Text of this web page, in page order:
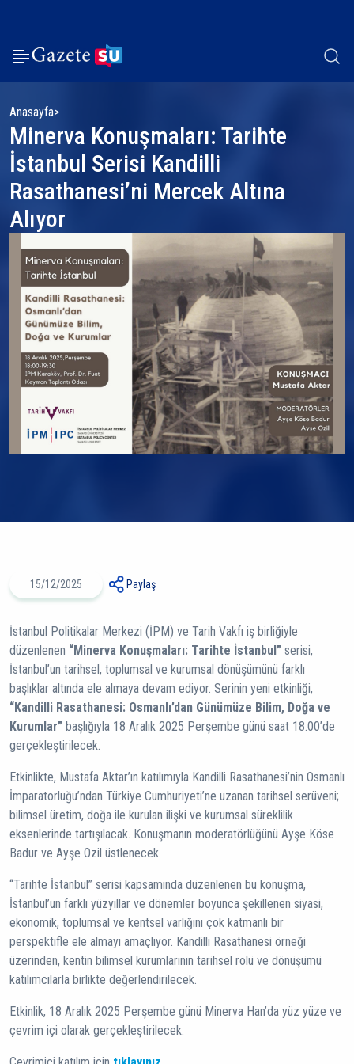
Anasayfa
Minerva Konuşmaları: Tarihte
İstanbul Serisi Kandilli
Rasathanesi’ni Mercek Altına
Alıyor
15/12/2025 Paylaş
İstanbul Politikalar Merkezi (İPM) ve Tarih Vakfı iş birliğiyle
düzenlenen “Minerva Konuşmaları: Tarihte İstanbul” serisi,
İstanbul’un tarihsel, toplumsal ve kurumsal dönüşümünü farklı
başlıklar altında ele almaya devam ediyor. Serinin yeni etkinliği,
“Kandilli Rasathanesi: Osmanlı’dan Günümüze Bilim, Doğa ve
Kurumlar” başlığıyla 18 Aralık 2025 Perşembe günü saat 18.00’de
gerçekleştirilecek.
Etkinlikte, Mustafa Aktar’ın katılımıyla Kandilli Rasathanesi’nin Osmanlı
İmparatorluğu’ndan Türkiye Cumhuriyeti’ne uzanan tarihsel serüveni;
bilimsel üretim, doğa ile kurulan ilişki ve kurumsal süreklilik
eksenlerinde tartışılacak. Konuşmanın moderatörlüğünü Ayşe Köse
Badur ve Ayşe Ozil üstlenecek.
“Tarihte İstanbul” serisi kapsamında düzenlenen bu konuşma,
İstanbul’un farklı yüzyıllar ve dönemler boyunca şekillenen siyasi,
ekonomik, toplumsal ve kentsel varlığını çok katmanlı bir
perspektifle ele almayı amaçlıyor. Kandilli Rasathanesi örneği
üzerinden, kentin bilimsel kurumlarının tarihsel rolü ve dönüşümü
katılımcılarla birlikte değerlendirilecek.
Etkinlik, 18 Aralık 2025 Perşembe günü Minerva Han’da yüz yüze ve
çevrim içi olarak gerçekleştirilecek.